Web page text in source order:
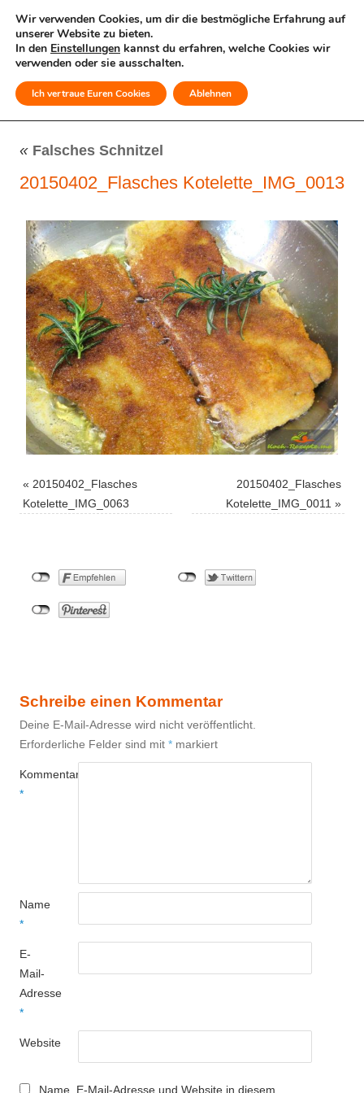
MENÜ
« Falsches Schnitzel
20150402_Flasches Kotelette_IMG_0013
« 20150402_Flasches
Kotelette_IMG_0063
20150402_Flasches
Kotelette_IMG_0011 »
Schreibe einen Kommentar
Deine E-Mail-Adresse wird nicht veröffentlicht.
Erforderliche Felder sind mit * markiert
Kommentar
*
Name
*
E-
Mail-
Adresse
*
Website
Name, E-Mail-Adresse und Website in diesem
Wir verwenden Cookies, um dir die bestmögliche Erfahrung auf
unserer Website zu bieten.
In den Einstellungen kannst du erfahren, welche Cookies wir
verwenden oder sie ausschalten.
Ich vertraue Euren Cookies Ablehnen